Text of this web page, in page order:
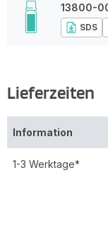
13800-
SDS
Lieferzeiten
Information
1-3 Werktage*